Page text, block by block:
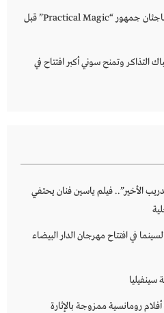
ساندرا بولوك ونيكول كيدمان تفاجئان جمهور “Practical Magic” قبل
وتمنح سوني أكبر افتتاح في
الأخير”.. فيلم ياسين فنان يحتفي
في افتتاح مهرجان الدار البيضاء
أفضل 9 أفلام رومانسية ممزوجة بالإثارة